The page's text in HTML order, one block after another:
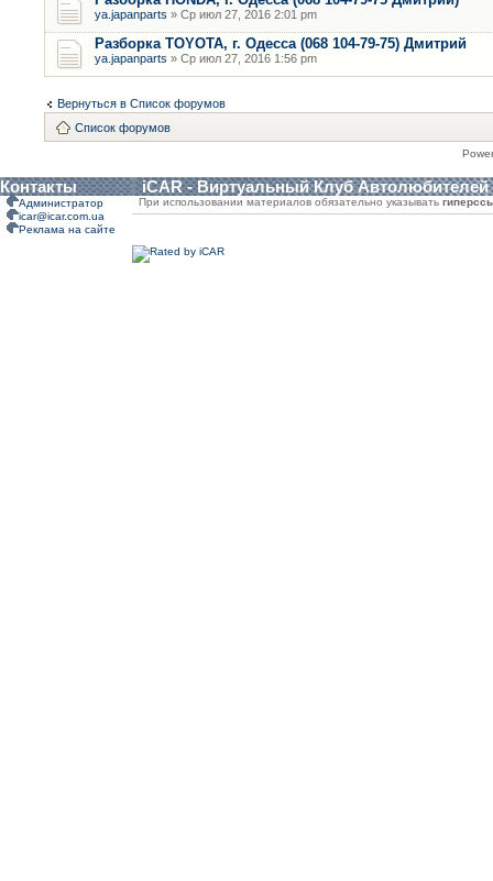
ya.japanparts » Ср июл 27, 2016 2:01 pm
Разборка TOYOTA, г. Одесса (068 104-79-75) Дмитрий
ya.japanparts » Ср июл 27, 2016 1:56 pm
Вернуться в Список форумов
Список форумов
Контакты iCAR - Виртуальный Клуб Автолюбителей
Администратор
icar@icar.com.ua
Реклама на сайте
При использовании материалов обязательно указывать